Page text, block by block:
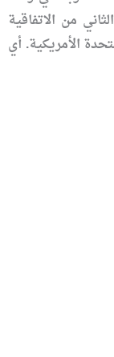
من الاتفاقية
الأمريكية. أي